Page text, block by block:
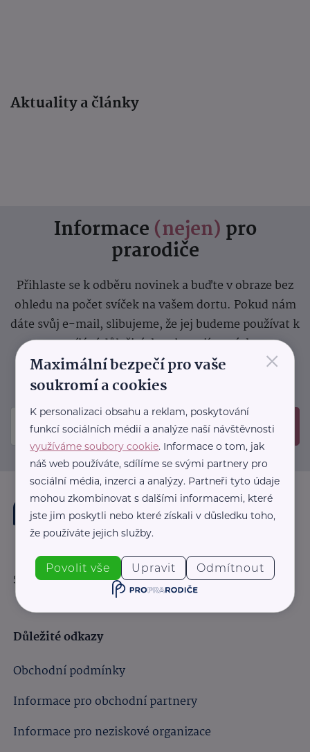
Aktuality a články
Informace (nejen) pro
prarodiče
Přihlaste se k odběru novinek a buďte v obraze bez
ohledu na počet svíček na vašem dortu. Pokud nám
dáte svůj e-mail, slibujeme, že jej budeme používat k
zasílání důležitých nebo zajímavých
sdělení.Prosíme, zkontrolujte si svoji emailovou
schránku, kam jsme poslali potvrzovací e-mail.
Odeslat
Sledujte nás:
Důležité odkazy
Obchodní podmínky
Informace pro obchodní partnery
Informace pro neziskové organizace
×
Maximální bezpečí pro vaše
soukromí a cookies
K personalizaci obsahu a reklam, poskytování
funkcí sociálních médií a analýze naší návštěvnosti
využíváme soubory cookie. Informace o tom, jak
náš web používáte, sdílíme se svými partnery pro
sociální média, inzerci a analýzy. Partneři tyto údaje
mohou zkombinovat s dalšími informacemi, které
jste jim poskytli nebo které získali v důsledku toho,
že používáte jejich služby.
Povolit vše Upravit Odmítnout